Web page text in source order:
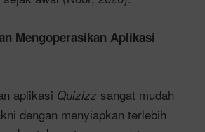
Mengoperasikan Aplikasi
aplikasi Quizizz sangat mudah
dengan menyiapkan terlebih